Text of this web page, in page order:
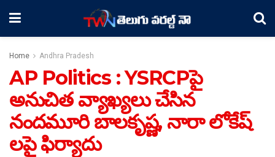
Home Andhra Pradesh
AP Politics : YSRCPపై
అనుచిత వ్యాఖ్యలు చేసిన
నందమూరి బాలకృష్ణ, నారా లోకేష్
లపై ఫిర్యాదు